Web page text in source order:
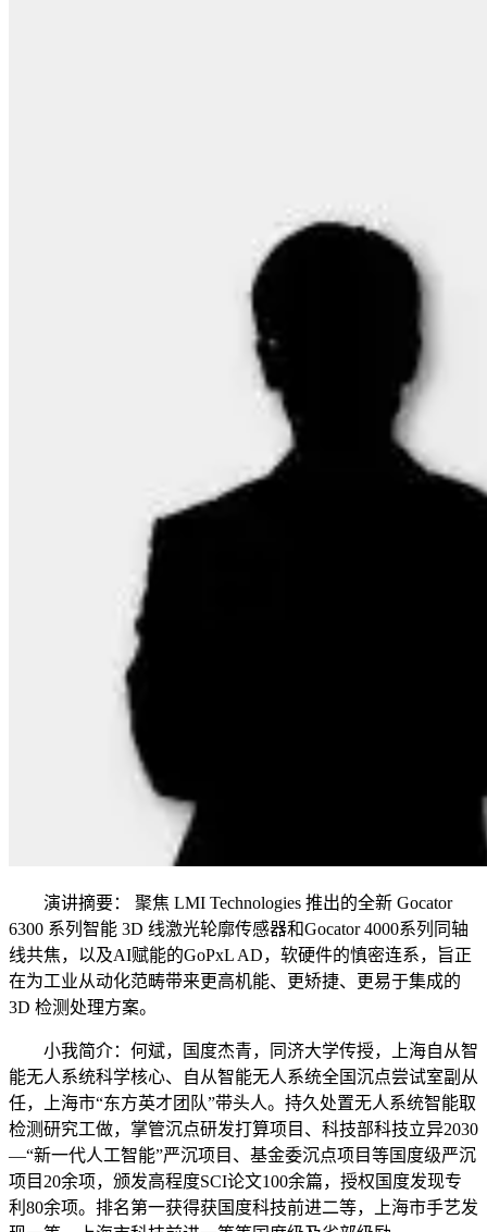
演讲摘要： 聚焦 LMI Technologies 推出的全新 Gocator
6300 系列智能 3D 线激光轮廓传感器和Gocator 4000系列同轴
线共焦，以及AI赋能的GoPxL AD，软硬件的慎密连系，旨正
在为工业从动化范畴带来更高机能、更矫捷、更易于集成的
3D 检测处理方案。
小我简介：何斌，国度杰青，同济大学传授，上海自从智
能无人系统科学核心、自从智能无人系统全国沉点尝试室副从
任，上海市“东方英才团队”带头人。持久处置无人系统智能取
检测研究工做，掌管沉点研发打算项目、科技部科技立异2030
—“新一代人工智能”严沉项目、基金委沉点项目等国度级严沉
项目20余项，颁发高程度SCI论文100余篇，授权国度发现专
利80余项。排名第一获得获国度科技前进二等，上海市手艺发